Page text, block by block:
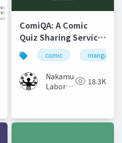
ComiQA: A Comic
Quiz Sharing Service
that Helps Users to
Recollect the
Content of Previous
Volumes
comic manga
Nakamura
Laboratory 18.3K